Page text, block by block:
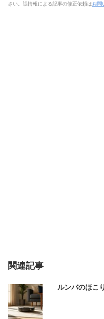
さい。誤情報による記事の修正依頼はお問
関連記事
ルンバのほこ